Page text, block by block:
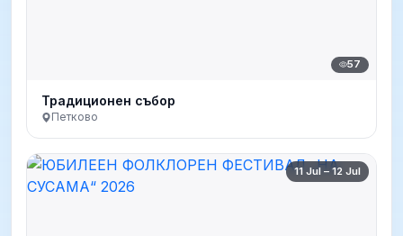
57
Традиционен събор
Петково
11 Jul – 12 Jul